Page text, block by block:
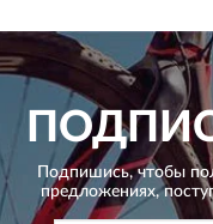
Подпишись, чтобы
предложениях,